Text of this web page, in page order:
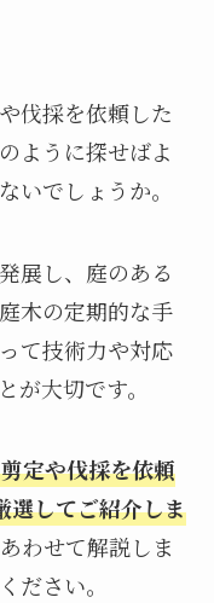
伐採を依頼した
ように探せばよ
いでしょうか。
展し、庭のある
木の定期的な手
て技術力や対応
が大切です。
定や伐採を依頼
選してご紹介しま
わせて解説しま
ださい。